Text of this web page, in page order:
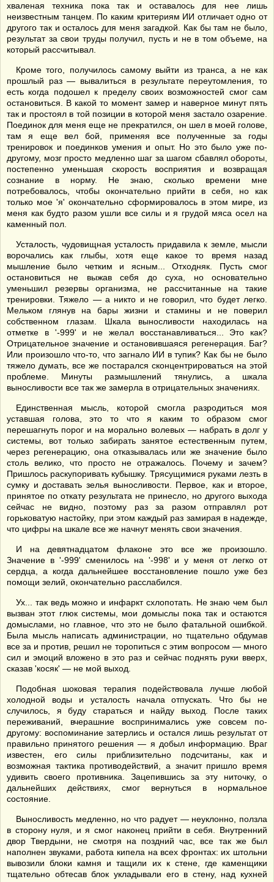
хваленая техника пока так и оставалось для нее лишь
неизвестным танцем. По каким критериям ИИ отличает одно от
другого так и осталось для меня загадкой. Как бы там не было,
результат за свои труды получил, пусть и не в том объеме, на
который рассчитывал.
Кроме того, получилось самому выйти из транса, а не как
прошлый раз — вывалиться в результате переутомления, то
есть когда подошел к пределу своих возможностей смог сам
остановиться. В какой то момент замер и наверное минут пять
так и простоял в той позиции в которой меня застало озарение.
Поединок для меня еще не прекратился, он шел в моей голове,
там я еще вел бой, применяя все полученные за годы
тренировок и поединков умения и опыт. Но это было уже по-
другому, мозг просто медленно шаг за шагом сбавлял обороты,
постепенно уменьшая скорость восприятия и возвращая
сознание в норму. Не знаю, сколько времени мне
потребовалось, чтобы окончательно прийти в себя, но как
только мое 'я' окончательно сформировалось в этом мире, из
меня как будто разом ушли все силы и я грудой мяса осел на
каменный пол.
Усталость, чудовищная усталость придавила к земле, мысли
ворочались как глыбы, хотя еще какое то время назад
мышление было четким и ясным... Отходняк. Пусть смог
остановиться не выжав себя до суха, но основательно
уменьшил резервы организма, не рассчитанные на такие
тренировки. Тяжело — а никто и не говорил, что будет легко.
Мельком глянув на бары жизни и стамины и не поверил
собственном глазам. Шкала выносливости находилась на
отметке в '-999' и не желал восстанавливаться... Это как?
Отрицательное значение и остановившаяся регенерация. Баг?
Или произошло что-то, что загнало ИИ в тупик? Как бы не было
тяжело думать, все же постарался сконцентрироваться на этой
проблеме. Минуты размышлений тянулись, а шкала
выносливости все так же замерла в отрицательных значениях.
Единственная мысль, которой смогла разродиться моя
уставшая голова, это то что я каким то образом смог
перешагнуть порог и на морально волевых — набрать в долг у
системы, вот только забирать занятое естественным путем,
через регенерацию, она отказывалась или же значение было
столь велико, что просто не отражалось. Почему и зачем?
Пришлось раскупоривать кубышку. Трясущимися руками лезть в
сумку и доставать зелья выносливости. Первое, как и второе,
принятое по откату результата не принесло, но другого выхода
сейчас не видно, поэтому раз за разом отправлял рот
горьковатую настойку, при этом каждый раз замирая в надежде,
что цифры на шкале все же начнут менять свои значения.
И на девятнадцатом флаконе это все же произошло.
Значение в '-999' сменилось на '-998' и у меня от легко от
сердца, а когда дальнейшее восстановление пошло уже без
помощи зелий, окончательно расслабился.
Ух... так ведь можно и инфаркт схлопотать. Не знаю чем был
вызван этот глюк системы, мои домыслы пока так и остаются
домыслами, но главное, что это не было фатальной ошибкой.
Была мысль написать администрации, но тщательно обдумав
все за и против, решил не торопиться с этим вопросом — много
сил и эмоций вложено в это раз и сейчас поднять руки вверх,
сказав 'косяк' — не мой выход.
Подобная шоковая терапия подействовала лучше любой
холодной воды и усталость начала отпускать. Что бы не
случилось, я буду стараться и найду выход. После таких
переживаний, вчерашние воспринимались уже совсем по-
другому: воспоминание затерлись и остался лишь результат от
правильно принятого решения — я добыл информацию. Враг
известен, его силы приблизительно подсчитаны, как и
возможная тактика противодействий, а значит пришло время
удивить своего противника. Зацепившись за эту ниточку, о
дальнейших действиях, смог вернуться в нормальное
состояние.
Выносливость медленно, но что радует — неуклонно, ползла
в сторону нуля, и я смог наконец прийти в себя. Внутренний
двор Твердыни, не смотря на поздний час, все так же был
наполнен звуками, работа кипела на всех фронтах: их штольни
вывозили блоки камня и тащили их к стене, где каменщики
тщательно обтесав блок укладывали его в стену, над кухней